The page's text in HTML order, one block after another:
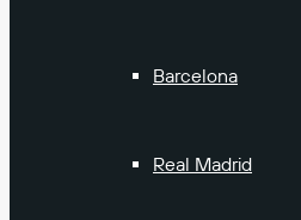
Barcelona
Real Madrid